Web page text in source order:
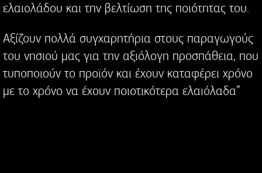
ελαιολάδου και την βελτίωση της ποιότητας του.
Αξίζουν πολλά συγχαρητήρια στους παραγωγούς
του νησιού μας για την αξιόλογη προσπάθεια, που
τυποποιούν το προϊόν και έχουν καταφέρει χρόνο
με το χρόνο να έχουν ποιοτικότερα ελαιόλαδα”